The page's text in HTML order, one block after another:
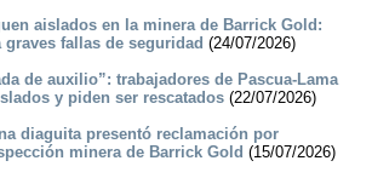
aislados en la minera de Barrick Gold:
fallas de seguridad (24/07/2026)
de auxilio”: trabajadores de Pascua-Lama
y piden ser rescatados (22/07/2026)
diaguita presentó reclamación por
minera de Barrick Gold (15/07/2026)